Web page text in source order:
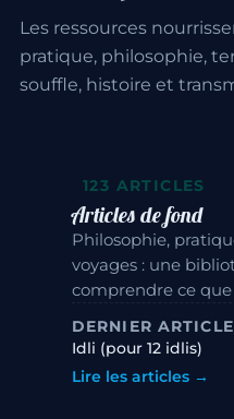
Les ressources
pratique, philosophie,
souffle, histoire et
123 ARTICLES
Articles de fond
Philosophie,
voyages : une
comprendre ce
DERNIER ARTICLE
Idli (pour 12 idlis)
Lire les articles →